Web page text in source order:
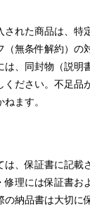
れた商品は、特
無条件解約）の
、同封物（説明
ください。不足品
ます。
は、保証書に記載
修理には保証書お
納品書は大切に